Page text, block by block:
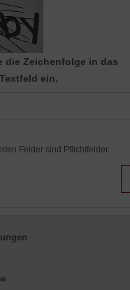
die Zeichenfolge in das
ein.
Felder sind Pflichtfelder.